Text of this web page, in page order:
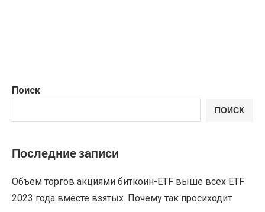
Поиск
ПОИСК
Последние записи
Объем торгов акциями биткоин-ETF выше всех ETF
2023 года вместе взятых. Почему так просиходит